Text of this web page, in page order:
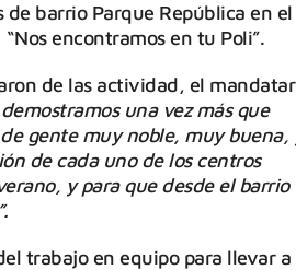
barrio Parque República en el
encontramos en tu Poli”.
de las actividad, el
una vez más que
gente muy noble, muy buena,
de cada uno de los centros
y para que desde el barrio
trabajo en equipo para llevar a